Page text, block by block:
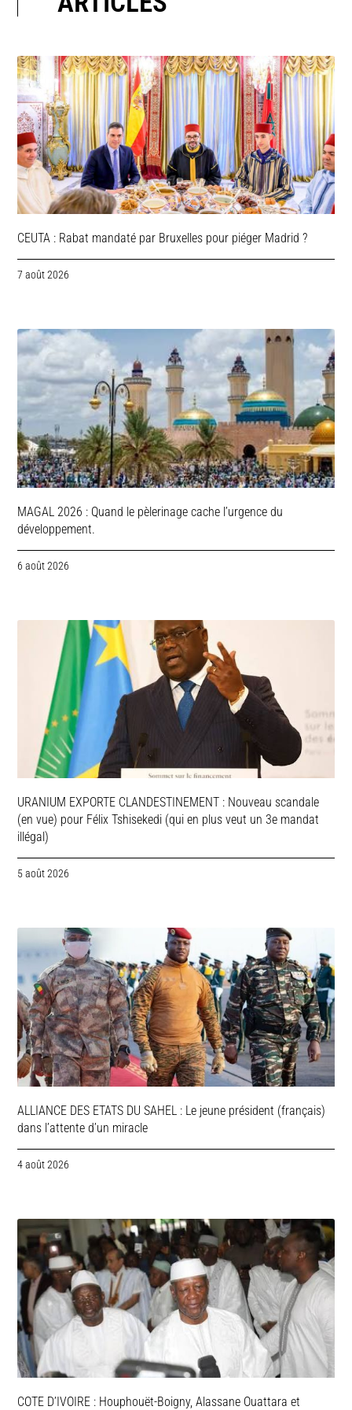
CEUTA : Rabat mandaté par Bruxelles pour piéger Madrid ?
7 août 2026
MAGAL 2026 : Quand le pèlerinage cache l’urgence du
développement.
6 août 2026
URANIUM EXPORTE CLANDESTINEMENT : Nouveau scandale
(en vue) pour Félix Tshisekedi (qui en plus veut un 3e mandat
illégal)
5 août 2026
ALLIANCE DES ETATS DU SAHEL : Le jeune président (français)
dans l’attente d’un miracle
4 août 2026
COTE D’IVOIRE : Houphouët-Boigny, Alassane Ouattara et